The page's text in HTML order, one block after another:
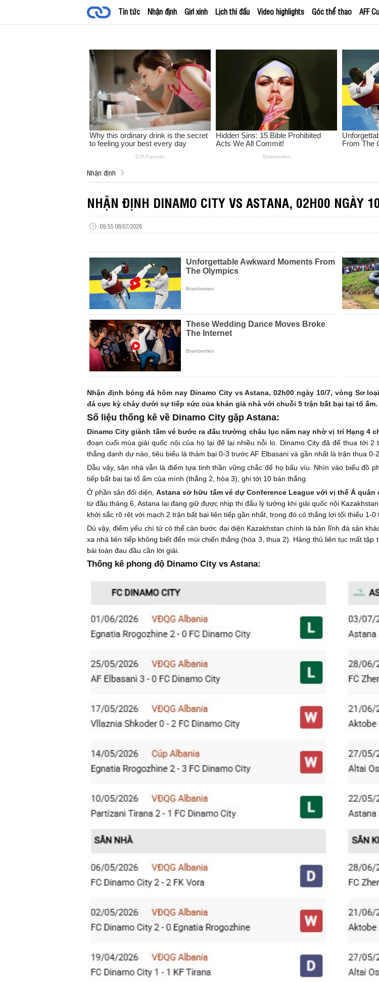
Tin tức Nhận định Girl xinh Lịch thi đấu Video highlights Góc thể thao AFF
Nhận định
NHẬN ĐỊNH DINAMO CITY VS ASTANA, 02H00 NGÀY
09:55 08/07/2026
Nhận định bóng đá hôm nay Dinamo City vs Astana, 02h00 ngày 10/7, vòng Sơ
đá cực kỳ cháy dưới sự tiếp sức của khán giả nhà với chuỗi 5 trận bất bại tại tổ ấm.
Số liệu thống kê về Dinamo City gặp Astana:
Dinamo City giành tấm vé bước ra đấu trường châu lục năm nay nhờ vị trí Hạng 4
đoạn cuối mùa giải quốc nội của họ lại để lại nhiều nỗi lo. Dinamo City đã để thua tới
thắng danh dự nào, tiêu biểu là thảm bại 0-3 trước AF Elbasani và gần nhất là trận thua 0-
Dẫu vậy, sân nhà vẫn là điểm tựa tinh thần vững chắc để họ bấu víu. Nhìn vào biểu đồ
tiếp bất bại tại tổ ấm của mình (thắng 2, hòa 3), ghi tới 10 bàn thắng.
Ở phần sân đối diện,Astana sở hữu tấm vé dự Conference League với vị thế Á quân
từ đầu tháng 6, Astana lại đang giữ được nhịp thi đấu lý tưởng khi giải quốc nội
khởi sắc rõ rệt với mạch 2 trận bất bại liên tiếp gần nhất, trong đó có thắng lợi tối thiểu 1-0
Dù vậy, điểm yếu chí tử có thể cản bước đại diện Kazakhstan chính là bản lĩnh đá sân
xa nhà liên tiếp không biết đến mùi chiến thắng (hòa 3, thua 2). Hàng thủ liên tục mất
bài toán đau đầu cần lời giải.
Thống kê phong độ Dinamo City vs Astana: